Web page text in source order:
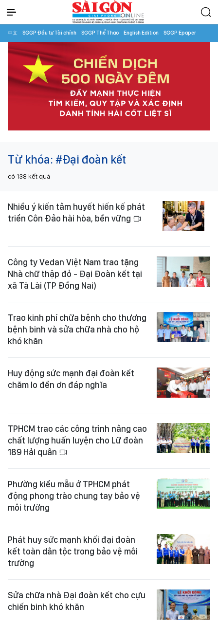
中文 SGGP Đầu tư Tài chính SGGP Thể Thao English Edition SGGP Epaper
Từ khóa: #Đại đoàn kết
có 138 kết quả
Nhiều ý kiến tâm huyết hiến kế phát
triển Côn Đảo hài hòa, bền vững
Công ty Vedan Việt Nam trao tặng
Nhà chữ thập đỏ - Đại Đoàn kết tại
xã Tà Lài (TP Đồng Nai)
Trao kinh phí chữa bệnh cho thương
bệnh binh và sửa chữa nhà cho hộ
khó khăn
Huy động sức mạnh đại đoàn kết
chăm lo đền ơn đáp nghĩa
TPHCM trao các công trình nâng cao
chất lượng huấn luyện cho Lữ đoàn
189 Hải quân
Phường kiểu mẫu ở TPHCM phát
động phong trào chung tay bảo vệ
môi trường
Phát huy sức mạnh khối đại đoàn
kết toàn dân tộc trong bảo vệ môi
trường
Sửa chữa nhà Đại đoàn kết cho cựu
chiến binh khó khăn